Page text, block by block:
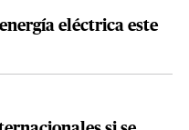
eléctrica este